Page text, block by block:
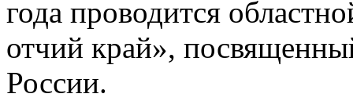
года проводится
отчий край»,
России.